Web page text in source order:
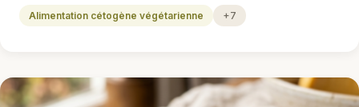
Alimentation cétogène végétarienne +7